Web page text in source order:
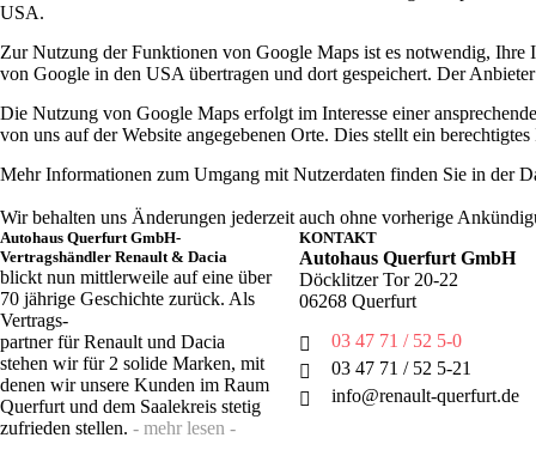
USA.
Zur Nutzung der Funktionen von Google Maps ist es notwendig, Ihre
von Google in den USA übertragen und dort gespeichert. Der
Die Nutzung von Google Maps erfolgt im Interesse einer
von uns auf der Website angegebenen Orte. Dies stellt ein
Mehr Informationen zum Umgang mit Nutzerdaten finden Sie in der
Wir behalten uns Änderungen jederzeit auch ohne vorherige
Autohaus Querfurt GmbH-
Vertragshändler Renault & Dacia
blickt nun mittlerweile auf eine über
70 jährige Geschichte zurück. Als
Vertrags-
partner für Renault und Dacia
stehen wir für 2 solide Marken, mit
denen wir unsere Kunden im Raum
Querfurt und dem Saalekreis stetig
zufrieden stellen.- mehr lesen -
KONTAKT
Autohaus Querfurt GmbH
Döcklitzer Tor 20-22
06268 Querfurt
03 47 71 / 52 5-0
03 47 71 / 52 5-21
info@renault-querfurt.de